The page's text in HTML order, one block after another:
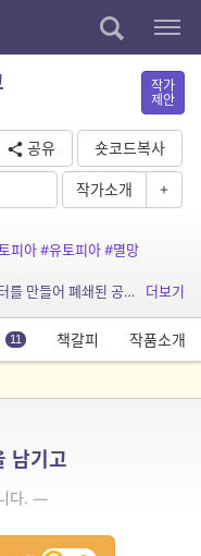
작가
제안
공유
숏코드복사
작가소개 +
피아#유토피아#멸망
소개: 종말 이후의 세계. 인류는 각지에서 셸터를 만들어 폐쇄된 공동체를 만들어 살아갑니다. 장벽 바깥은 지옥 같은 곳이라 믿고 누구도 그 너머를 궁금해하지 않아요. 여기 신 서울이라는 ...
더보기
11 책갈피 작품소개
남기고
다. —